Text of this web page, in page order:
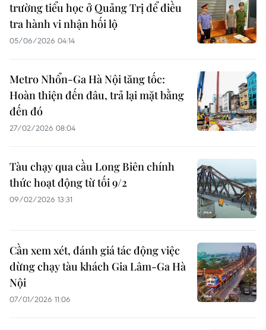
trường tiểu học ở Quảng Trị để điều
tra hành vi nhận hối lộ
05/06/2026 04:14
Metro Nhổn-Ga Hà Nội tăng tốc:
Hoàn thiện đến đâu, trả lại mặt bằng
đến đó
27/02/2026 08:04
Tàu chạy qua cầu Long Biên chính
thức hoạt động từ tối 9/2
09/02/2026 13:31
Cần xem xét, đánh giá tác động việc
dừng chạy tàu khách Gia Lâm-Ga Hà
Nội
07/01/2026 11:06